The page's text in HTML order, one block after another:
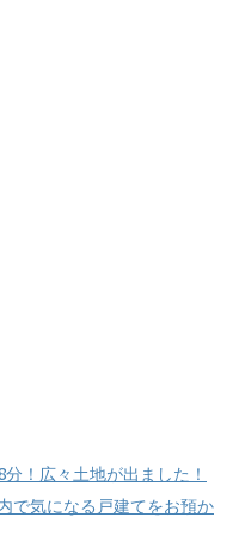
！広々土地が出ました！
で気になる戸建てをお預か